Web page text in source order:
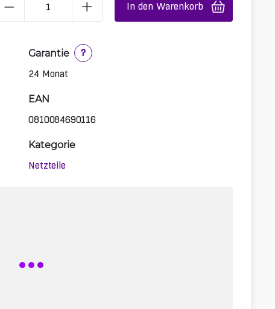
In den Warenkorb
Garantie
?
24 Monat
EAN
0810084690116
Kategorie
Netzteile